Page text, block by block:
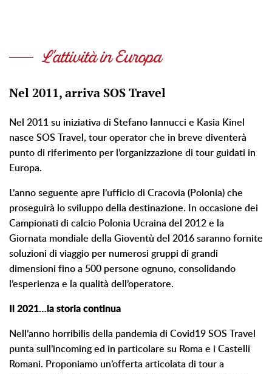
L'attività in Europa
Nel 2011, arriva SOS Travel
Nel 2011 su iniziativa di Stefano Iannucci e Kasia Kinel
nasce SOS Travel, tour operator che in breve diventerà
punto di riferimento per l’organizzazione di tour guidati in
Europa.
L’anno seguente apre l’ufficio di Cracovia (Polonia) che
proseguirà lo sviluppo della destinazione. In occasione dei
Campionati di calcio Polonia Ucraina del 2012 e la
Giornata mondiale della Gioventù del 2016 saranno fornite
soluzioni di viaggio per numerosi gruppi di grandi
dimensioni fino a 500 persone ognuno, consolidando
l’esperienza e la qualità dell’operatore.
Il 2021…la storia continua
Nell’anno horribilis della pandemia di Covid19 SOS Travel
punta sull’incoming ed in particolare su Roma e i Castelli
Romani. Proponiamo un’offerta articolata di tour a